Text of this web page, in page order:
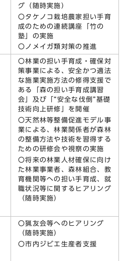
グ（随時実施）
〇タケノコ栽培農家担い手育
成のための連続講座「竹の
塾」の実施
〇ノメイガ類対策の推進
〇林業の担い手育成・確保対
策事業による、安全かつ適法
な施業実施方法の修得支援で
ある「森の担い手育成講習
会」及び「“安全な伐倒”基礎
技術向上研修」を開催
〇天然林等整備促進モデル事
業による、林業関係者が森林
の整備方法や技術を習得する
ための研修会や視察の実施
〇将来の林業人材確保に向け
た林業事業者、森林組合、教
育機関等への担い手育成、就
職状況等に関するヒアリング
（随時実施）
〇猟友会等へのヒアリング
（随時実施）
〇市内ジビエ生産者支援